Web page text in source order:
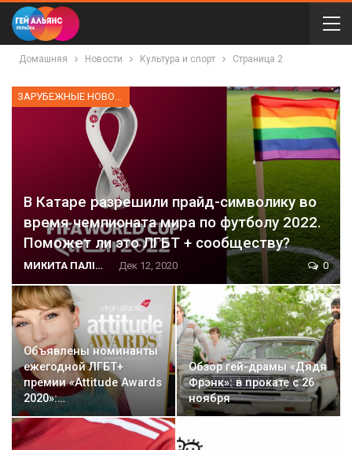
Домашняя Новости Культура и спорт Страница 2
ЗАРУБЕЖНЫЕ НОВОСТИ
В Катаре разрешили прайд-символику во
время чемпионата мира по футболу 2022.
Поможет ли это ЛГБТ + сообществу?
МИКИТА ПАЛІЙ Дек 12, 2020 0
Объявлены номинанты
ежегодной ЛГБТ+
премии «Attitude Awards
2020»:…
Обзор гей-драмы «Дядя
Фрэнк»: в прокате с 26
ноября